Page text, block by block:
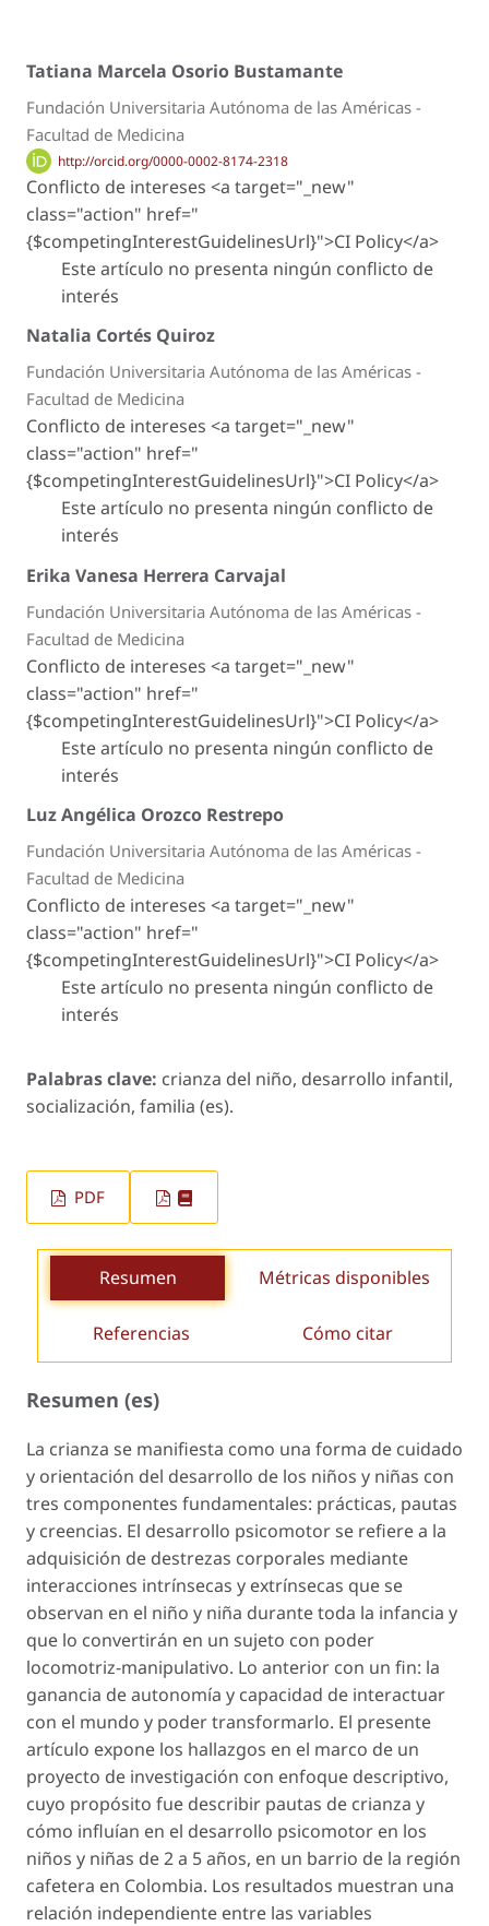
Tatiana Marcela Osorio Bustamante
Fundación Universitaria Autónoma de las Américas -
Facultad de Medicina
http://orcid.org/0000-0002-8174-2318
Conflicto de intereses <a target="_new"
class="action" href="
{$competingInterestGuidelinesUrl}">CI Policy</a>
Este artículo no presenta ningún conflicto de
interés
Natalia Cortés Quiroz
Fundación Universitaria Autónoma de las Américas -
Facultad de Medicina
Conflicto de intereses <a target="_new"
class="action" href="
{$competingInterestGuidelinesUrl}">CI Policy</a>
Este artículo no presenta ningún conflicto de
interés
Erika Vanesa Herrera Carvajal
Fundación Universitaria Autónoma de las Américas -
Facultad de Medicina
Conflicto de intereses <a target="_new"
class="action" href="
{$competingInterestGuidelinesUrl}">CI Policy</a>
Este artículo no presenta ningún conflicto de
interés
Luz Angélica Orozco Restrepo
Fundación Universitaria Autónoma de las Américas -
Facultad de Medicina
Conflicto de intereses <a target="_new"
class="action" href="
{$competingInterestGuidelinesUrl}">CI Policy</a>
Este artículo no presenta ningún conflicto de
interés
Palabras clave: crianza del niño, desarrollo infantil,
socialización, familia (es).
PDF
Resumen Métricas disponibles
Referencias Cómo citar
Resumen (es)
La crianza se manifiesta como una forma de cuidado
y orientación del desarrollo de los niños y niñas con
tres componentes fundamentales: prácticas, pautas
y creencias. El desarrollo psicomotor se refiere a la
adquisición de destrezas corporales mediante
interacciones intrínsecas y extrínsecas que se
observan en el niño y niña durante toda la infancia y
que lo convertirán en un sujeto con poder
locomotriz-manipulativo. Lo anterior con un fin: la
ganancia de autonomía y capacidad de interactuar
con el mundo y poder transformarlo. El presente
artículo expone los hallazgos en el marco de un
proyecto de investigación con enfoque descriptivo,
cuyo propósito fue describir pautas de crianza y
cómo influían en el desarrollo psicomotor en los
niños y niñas de 2 a 5 años, en un barrio de la región
cafetera en Colombia. Los resultados muestran una
relación independiente entre las variables